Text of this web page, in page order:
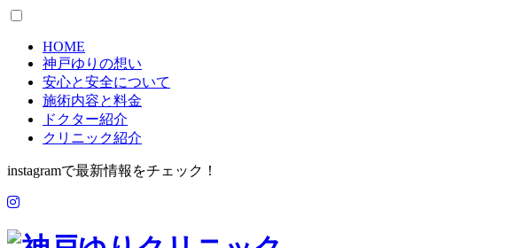
HOME
神戸ゆりの想い
安心と安全について
施術内容と料金
ドクター紹介
クリニック紹介
instagramで最新情報をチェック！